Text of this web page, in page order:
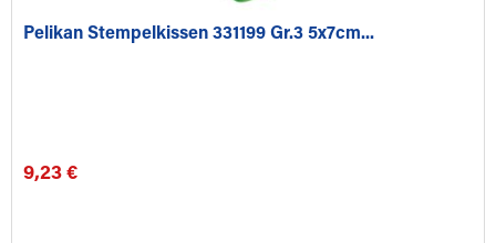
Pelikan Stempelkissen 331199 Gr.3 5x7cm...
9,23 €